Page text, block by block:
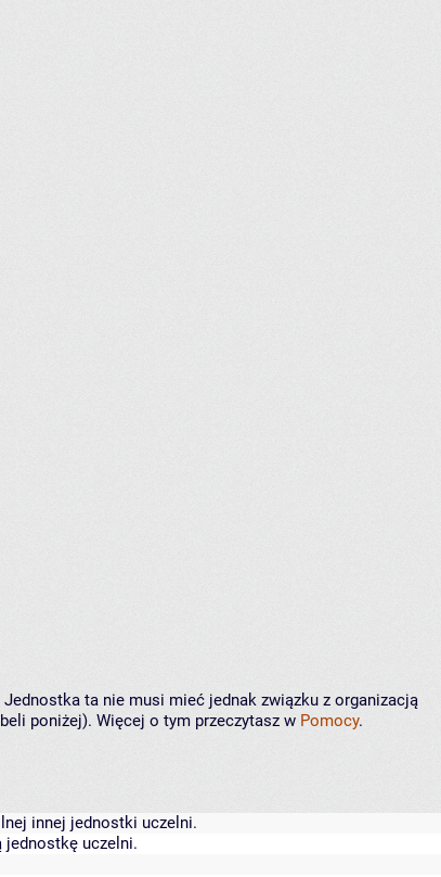
ta nie musi mieć jednak związku z organizacją
poniżej). Więcej o tym przeczytasz w Pomocy.
innej jednostki uczelni.
jednostkę uczelni.